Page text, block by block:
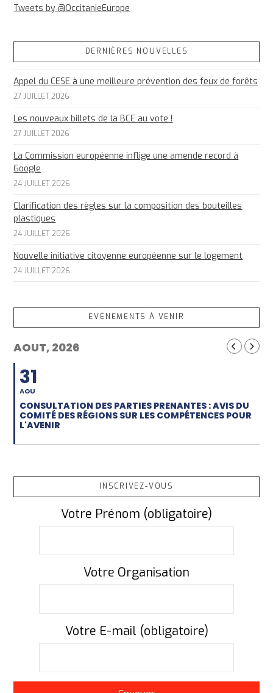
Tweets by @OccitanieEurope
DERNIÈRES NOUVELLES
Appel du CESE à une meilleure prévention des feux de forêts
27 JUILLET 2026
Les nouveaux billets de la BCE au vote !
27 JUILLET 2026
La Commission européenne inflige une amende record à
Google
24 JUILLET 2026
Clarification des règles sur la composition des bouteilles
plastiques
24 JUILLET 2026
Nouvelle initiative citoyenne européenne sur le logement
24 JUILLET 2026
EVÈNEMENTS À VENIR
AOUT, 2026
31
AOU
CONSULTATION DES PARTIES PRENANTES : AVIS DU
COMITÉ DES RÉGIONS SUR LES COMPÉTENCES POUR
L'AVENIR
INSCRIVEZ-VOUS
Votre Prénom (obligatoire)
Votre Organisation
Votre E-mail (obligatoire)